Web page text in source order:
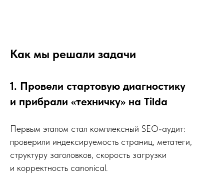
Как мы решали задачи
1. Провели стартовую диагностику
и прибрали «техничку» на Tilda
Первым этапом стал комплексный SEO-аудит:
проверили индексируемость страниц, метатеги,
структуру заголовков, скорость загрузки
и корректность canonical.